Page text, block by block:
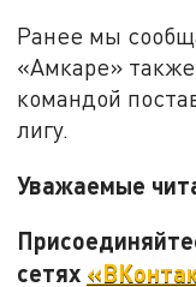
Ранее мы
«Амкаре» также
командой
лигу.
Уважаемые
сетях